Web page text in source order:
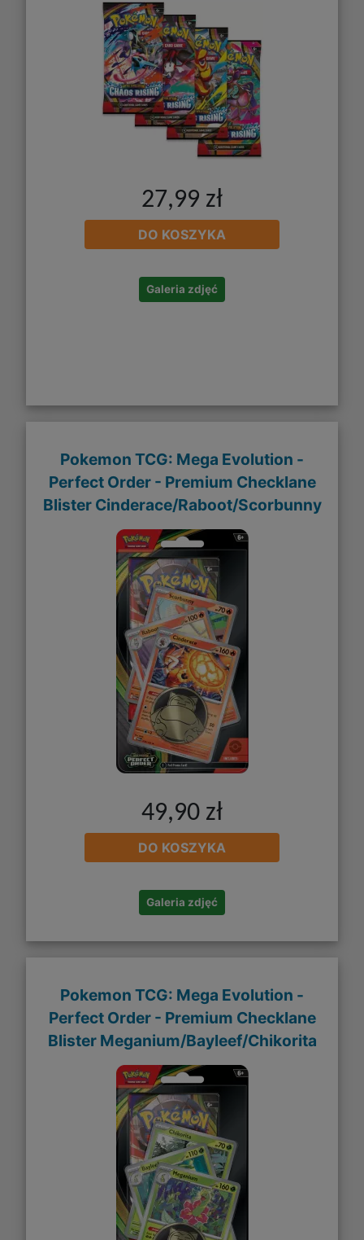
27,99 zł
DO KOSZYKA
Galeria zdjęć
Pokemon TCG: Mega Evolution -
Perfect Order - Premium Checklane
Blister Cinderace/Raboot/Scorbunny
49,90 zł
DO KOSZYKA
Galeria zdjęć
Pokemon TCG: Mega Evolution -
Perfect Order - Premium Checklane
Blister Meganium/Bayleef/Chikorita